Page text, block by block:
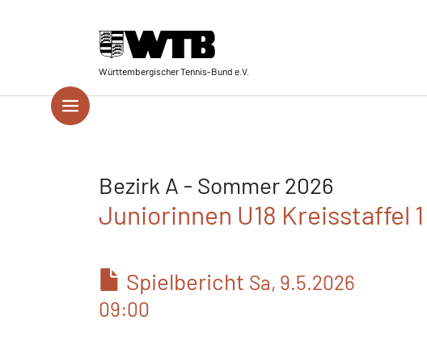
Württembergischer Tennis-Bund e.V.
Bezirk A - Sommer 2026
Juniorinnen U18 Kreisstaffel 1
Spielbericht Sa, 9.5.2026
09:00